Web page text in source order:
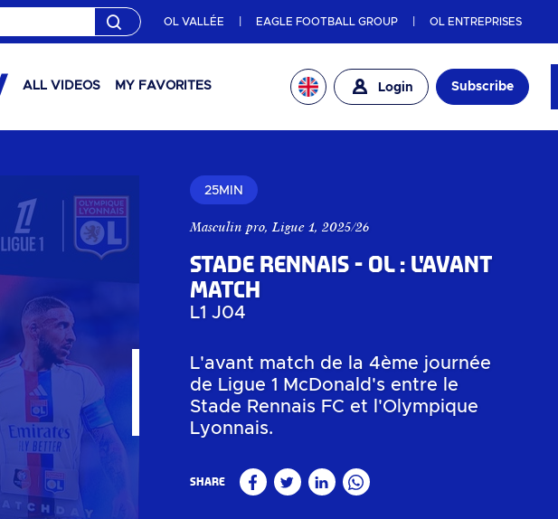
OL VALLÉE EAGLE FOOTBALL GROUP OL ENTREPRISES
ALL VIDEOS MY FAVORITES Login Subscribe
25MIN
Stade Rennais - OL : L'avant
Match
L1 J04
Masculin pro,Ligue 1, 2025/26
Share FacebookTwitterLinkedinWhatsApp
L'avant match de la 4ème journée
de Ligue 1 McDonald's entre le
Stade Rennais FC et l'Olympique
Lyonnais.